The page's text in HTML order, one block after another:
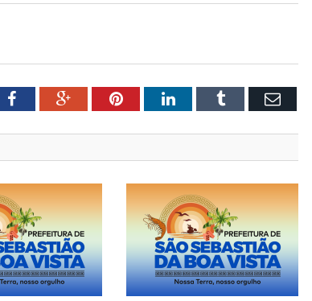
FacebookGoogle+PinterestLinkedInTumblr Email